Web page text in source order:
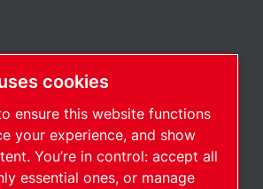
& Privasi
cookies
ensure this website functions
your experience, and show
You’re in control: accept all
essential ones, or manage